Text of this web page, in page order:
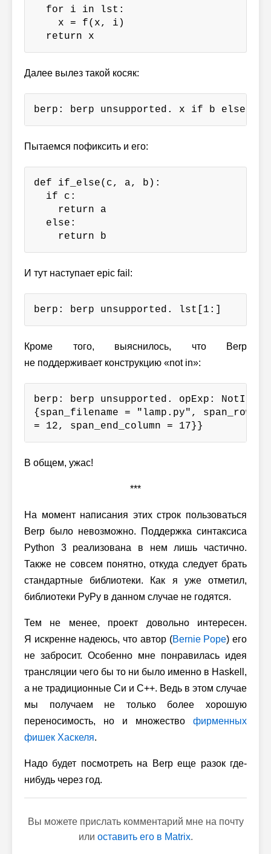
  for i in lst:
    x = f(x, i)
  return x
Далее вылез такой косяк:
berp: berp unsupported. x if b else x
Пытаемся пофиксить и его:
def if_else(c, a, b):
  if c:
    return a
  else:
    return b
И тут наступает epic fail:
berp: berp unsupported. lst[1:]
Кроме того, выяснилось, что Berp
не поддерживает конструкцию «not in»:
berp: berp unsupported. opExp: NotIn
{span_filename = "lamp.py", span_row =
= 12, span_end_column = 17}}
В общем, ужас!
***
На момент написания этих строк пользоваться
Berp было невозможно. Поддержка синтаксиса
Python 3 реализована в нем лишь частично.
Также не совсем понятно, откуда следует брать
стандартные библиотеки. Как я уже отметил,
библиотеки PyPy в данном случае не годятся.
Тем не менее, проект довольно интересен.
Я искренне надеюсь, что автор (Bernie Pope) его
не забросит. Особенно мне понравилась идея
трансляции чего бы то ни было именно в Haskell,
а не традиционные Си и C++. Ведь в этом случае
мы получаем не только более хорошую
переносимость, но и множество фирменных
фишек Хаскеля.
Надо будет посмотреть на Berp еще разок где-
нибудь через год.
Вы можете прислать комментарий мне на почту
или оставить его в Matrix.